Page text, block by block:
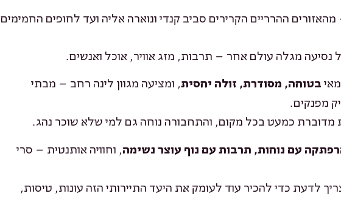
ההרריים הקרירים סביב קנדי ונוארה אליה ועד לחופים החמימים
מגלה עולם אחר – תרבות, מזג אוויר, אוכל ואנשים.
בטוחה, מסודרת, זולה יחסית, ומציעה מגוון לינה רחב – מבתי
מפנקים.
מדוברת כמעט בכל מקום, והתחבורה נוחה גם למי שלא שוכר נהג.
עם נוחות, תרבות עם נוף עוצר נשימה, וחוויה אותנטית – סרי
לדעת כדי להכיר עוד לעומק את היעד התיירותי הזה עונות, טיסות,